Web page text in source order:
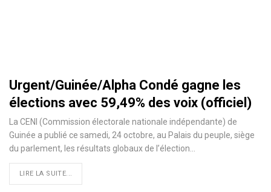
Urgent/Guinée/Alpha Condé gagne les
élections avec 59,49% des voix (officiel)
La CENI (Commission électorale nationale indépendante) de
Guinée a publié ce samedi, 24 octobre, au Palais du peuple, siège
du parlement, les résultats globaux de l’élection
LIRE LA SUITE...